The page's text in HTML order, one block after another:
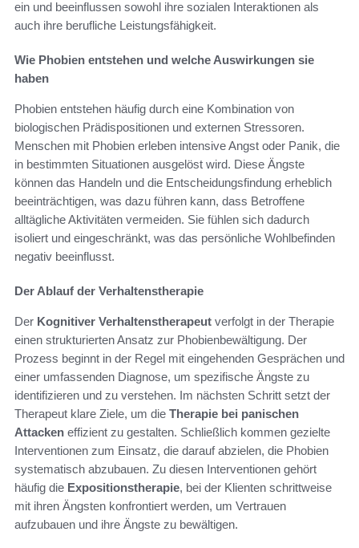
ein und beeinflussen sowohl ihre sozialen Interaktionen als
auch ihre berufliche Leistungsfähigkeit.
Wie Phobien entstehen und welche Auswirkungen sie
haben
Phobien entstehen häufig durch eine Kombination von
biologischen Prädispositionen und externen Stressoren.
Menschen mit Phobien erleben intensive Angst oder Panik, die
in bestimmten Situationen ausgelöst wird. Diese Ängste
können das Handeln und die Entscheidungsfindung erheblich
beeinträchtigen, was dazu führen kann, dass Betroffene
alltägliche Aktivitäten vermeiden. Sie fühlen sich dadurch
isoliert und eingeschränkt, was das persönliche Wohlbefinden
negativ beeinflusst.
Der Ablauf der Verhaltenstherapie
Der Kognitiver Verhaltenstherapeut verfolgt in der Therapie
einen strukturierten Ansatz zur Phobienbewältigung. Der
Prozess beginnt in der Regel mit eingehenden Gesprächen und
einer umfassenden Diagnose, um spezifische Ängste zu
identifizieren und zu verstehen. Im nächsten Schritt setzt der
Therapeut klare Ziele, um die Therapie bei panischen
Attacken effizient zu gestalten. Schließlich kommen gezielte
Interventionen zum Einsatz, die darauf abzielen, die Phobien
systematisch abzubauen. Zu diesen Interventionen gehört
häufig die Expositionstherapie, bei der Klienten schrittweise
mit ihren Ängsten konfrontiert werden, um Vertrauen
aufzubauen und ihre Ängste zu bewältigen.